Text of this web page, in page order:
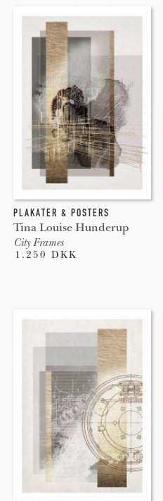
PLAKATER & POSTERS
Tina Louise Hunderup
City Frames
1.250 DKK